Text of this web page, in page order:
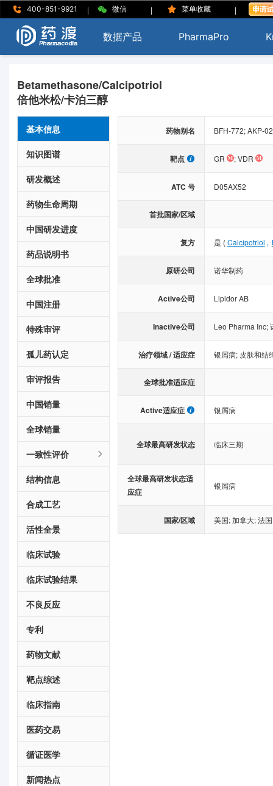
400-851-9921 | 微信 | 菜单收藏 |
数据产品 PharmaPro
Betamethasone/Calcipotriol
倍他米松/卡泊三醇
基本信息
知识图谱
研发概述
药物生命周期
中国研发进度
药品说明书
全球批准
中国注册
特殊审评
孤儿药认定
审评报告
中国销量
全球销量
一致性评价
结构信息
合成工艺
活性全景
临床试验
临床试验结果
不良反应
专利
药物文献
靶点综述
临床指南
医药交易
循证医学
新闻热点
药物别名 BFH-772; AKP-
靶点 GR ;VDR
ATC 号 D05AX52
首批国家/区域
复方 是 (Calcipotriol ,
原研公司 诺华制药
Active公司 Lipidor AB
Inactive公司 Leo Pharma Inc;
治疗领域 / 适应症 银屑病; 皮肤和结
全球批准适应症
Active适应症 银屑病
全球最高研发状态 临床三期
全球最高研发状态适
应症
银屑病
国家/区域 美国;加拿大;法国